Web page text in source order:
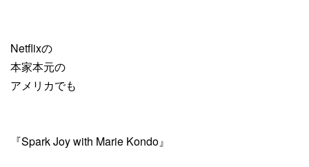
Netflixの
本家本元の
アメリカでも
『Spark Joy with Marie Kondo』